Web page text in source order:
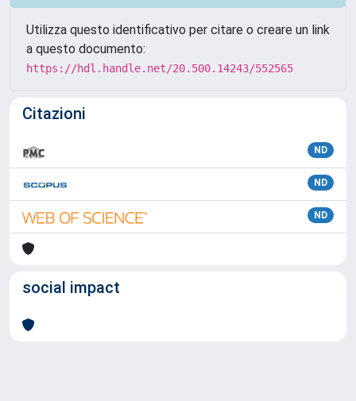
Utilizza questo identificativo per citare o creare un link
a questo documento:
https://hdl.handle.net/20.500.14243/552565
Citazioni
ND
ND
ND
social impact